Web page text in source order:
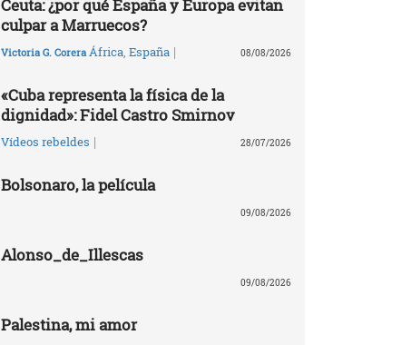
Ceuta: ¿por qué España y Europa evitan
culpar a Marruecos?
Victoria G. Corera África España | 08/08/2026
«Cuba representa la física de la
dignidad»: Fidel Castro Smirnov
Vídeos rebeldes | 28/07/2026
Bolsonaro, la película
09/08/2026
Alonso_de_Illescas
09/08/2026
Palestina, mi amor